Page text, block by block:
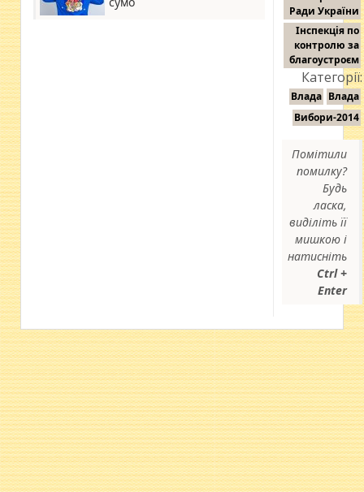
Ради України
Інспекція по
контролю за
благоустроєм
Категорії:
Влада Влада
Вибори-2014
Помітили
помилку?
Будь
ласка,
виділіть її
мишкою і
натисніть
Ctrl +
Enter